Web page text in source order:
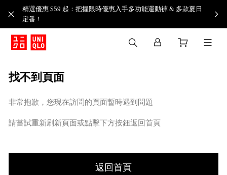
精選優惠 $59 起：把握限時優惠入手多功能運動褲 & 多款夏日
定番！​
找不到頁面
非常抱歉，您現在訪問的頁面暫時遇到問題
請嘗試重新刷新頁面或點擊下方按鈕返回首頁
返回首頁